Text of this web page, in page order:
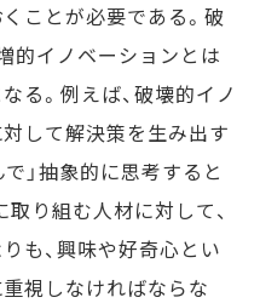
ことが必要である。破
的イノベーションとは
る。例えば、破壊的イノ
して解決策を生み出す
」抽象的に思考すると
取り組む人材に対して、
も、興味や好奇心とい
視しなければならな